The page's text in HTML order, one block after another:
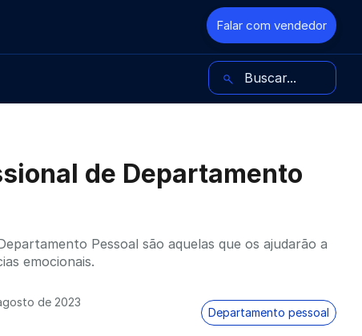
Falar com vendedor
Buscar no blog
de Departamento
Pessoal são aquelas que os ajudarão a
emocionais.
de 2023
Departamento pessoal